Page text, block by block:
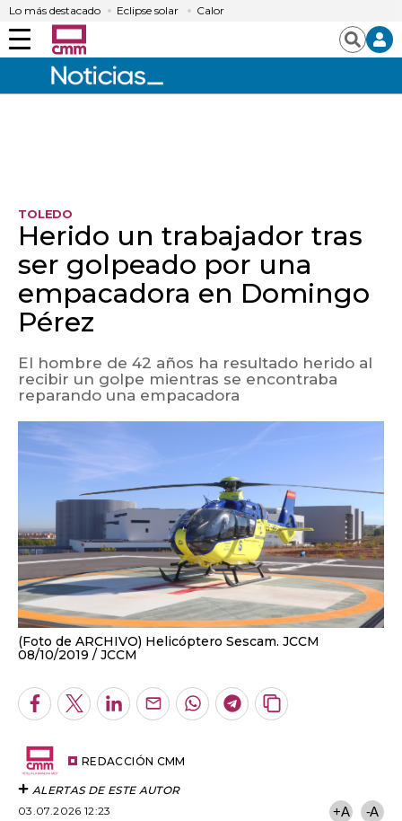
Lo más destacado Eclipse solar Calor
Menú Buscar
TOLEDO
Herido un trabajador tras
ser golpeado por una
empacadora en Domingo
Pérez
El hombre de 42 años ha resultado herido al
recibir un golpe mientras se encontraba
reparando una empacadora
(Foto de ARCHIVO) Helicóptero Sescam. JCCM
08/10/2019
JCCM
Facebook
TwitterLinkedInEnviarWhatsapp
Telegram
Copiar
REDACCIÓN CMM
ALERTAS DE ESTE AUTOR
03.07.2026 12:23
+A -A